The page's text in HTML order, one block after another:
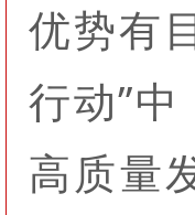
优势有
行动”
高质量